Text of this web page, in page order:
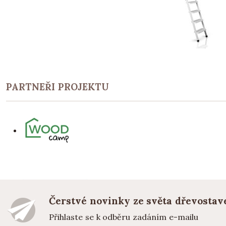
PARTNEŘI PROJEKTU
Čerstvé novinky ze světa
Přihlaste se k odběru zadáním e-mailu